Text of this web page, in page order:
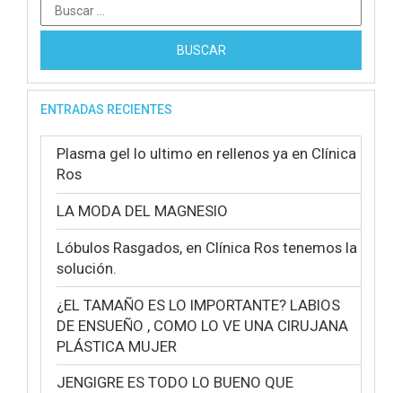
Buscar:
ENTRADAS RECIENTES
Plasma gel lo ultimo en rellenos ya en Clínica
Ros
LA MODA DEL MAGNESIO
Lóbulos Rasgados, en Clínica Ros tenemos la
solución.
¿EL TAMAÑO ES LO IMPORTANTE? LABIOS
DE ENSUEÑO , COMO LO VE UNA CIRUJANA
PLÁSTICA MUJER
JENGIGRE ES TODO LO BUENO QUE